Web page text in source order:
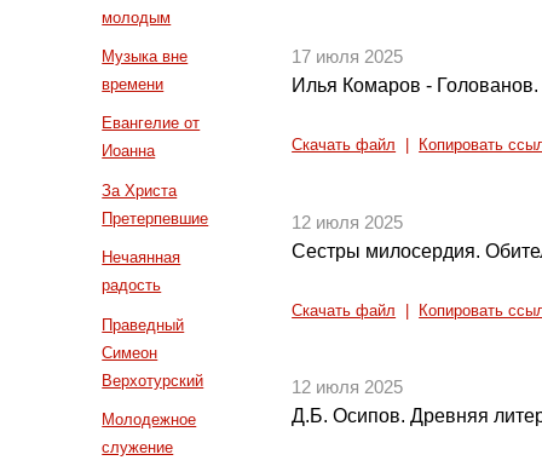
молодым
Музыка вне
времени
Евангелие от
Иоанна
За Христа
Претерпевшие
Нечаянная
радость
Праведный
Симеон
Верхотурский
Молодежное
служение
17 июля 2025
Илья Комаров -
Скачать файл Копировать
12 июля 2025
Сестры милосердия.
Скачать файл Копировать
12 июля 2025
Д.Б. Осипов. Древняя